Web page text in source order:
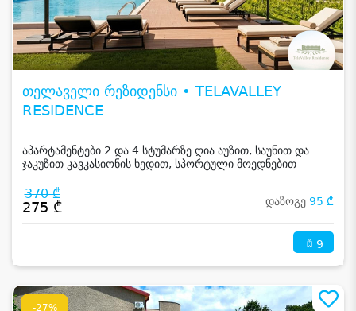
თელაველი რეზიდენსი • TELAVALLEY
RESIDENCE
აპარტამენტები 2 და 4 სტუმარზე ღია აუზით, საუნით და
ჯაკუზით კავკასიონის ხედით, სპორტული მოედნებით
370 ₾
275 ₾ დაზოგე 95 ₾
9
-27%